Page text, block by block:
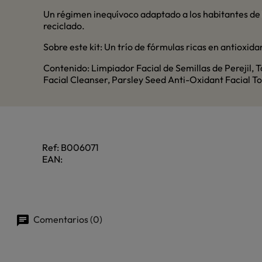
Un régimen inequívoco adaptado a los habitantes
reciclado.
Sobre este kit: Un trío de fórmulas ricas en
Contenido: Limpiador Facial de Semillas de Perejil,
Facial Cleanser, Parsley Seed Anti-Oxidant Facial
Ref: B006071
EAN:
Comentarios (0)